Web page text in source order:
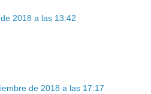
2018 a las 13:42
de 2018 a las 17:17